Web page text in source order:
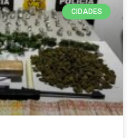
CIDADES